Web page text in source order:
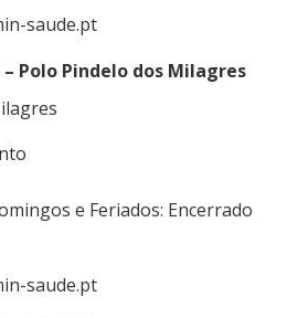
saude.pt
– Polo Pindelo dos Milagres
e Feriados: Encerrado
saude.pt